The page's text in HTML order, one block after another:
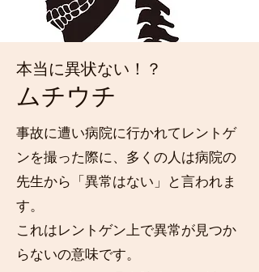
本当に異状ない！？
​ムチウチ
事故に遭い病院に行かれてレントゲ
ンを撮った際に、多くの人は病院の
先生から「異常はない」と言われま
す。
これはレントゲン上で異常が見つか
らないの意味です。